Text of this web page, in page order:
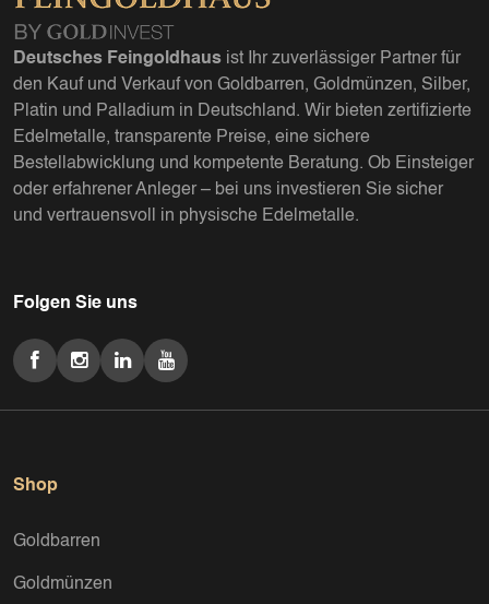
Deutsches Feingoldhaus ist Ihr zuverlässiger Partner für
den Kauf und Verkauf von Goldbarren, Goldmünzen, Silber,
Platin und Palladium in Deutschland. Wir bieten zertifizierte
Edelmetalle, transparente Preise, eine sichere
Bestellabwicklung und kompetente Beratung. Ob Einsteiger
oder erfahrener Anleger – bei uns investieren Sie sicher
und vertrauensvoll in physische Edelmetalle.
Folgen Sie uns
Shop
Goldbarren
Goldmünzen